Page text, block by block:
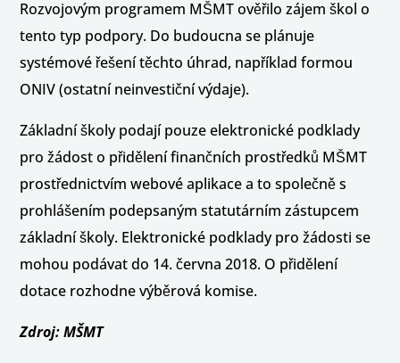
Rozvojovým programem MŠMT ověřilo zájem škol o
tento typ podpory. Do budoucna se plánuje
systémové řešení těchto úhrad, například formou
ONIV (ostatní neinvestiční výdaje).
Základní školy podají pouze elektronické podklady
pro žádost o přidělení finančních prostředků MŠMT
prostřednictvím webové aplikace a to společně s
prohlášením podepsaným statutárním zástupcem
základní školy. Elektronické podklady pro žádosti se
mohou podávat do 14. června 2018. O přidělení
dotace rozhodne výběrová komise.
Zdroj: MŠMT